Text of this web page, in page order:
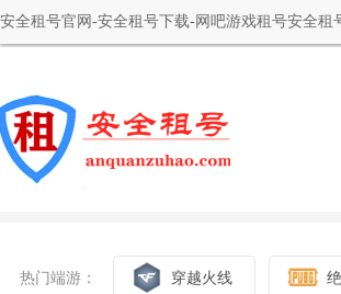
安全租号官网-安全租号下载-网吧游戏租号安全租
热门端游： 穿越火线